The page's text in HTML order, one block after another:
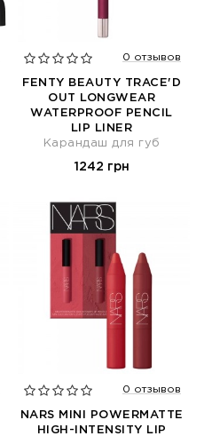
0 отзывов
FENTY BEAUTY TRACE'D
OUT LONGWEAR
WATERPROOF PENCIL
LIP LINER
Карандаш для губ
1242 грн
0 отзывов
NARS MINI POWERMATTE
HIGH-INTENSITY LIP